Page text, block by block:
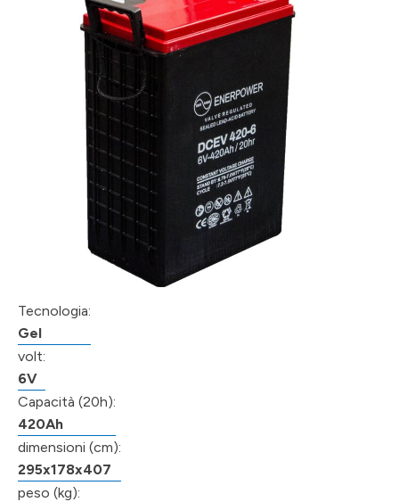
Tecnologia:
Gel
volt:
6V
Capacità (20h):
420Ah
dimensioni (cm):
295x178x407
peso (kg):